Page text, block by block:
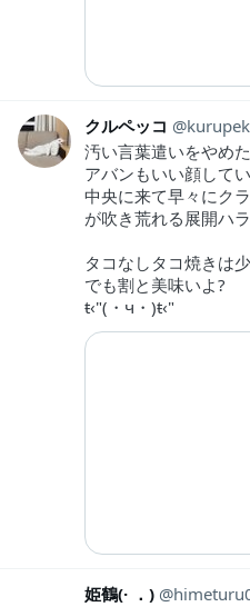
クルペッコ
汚い言葉遣いをやめ
アバンもいい顔して
中央に来て早々にク
が吹き荒れる展開ハ
タコなしタコ焼きは
でも割と美味いよ?
ŧ‹"(・ч・)ŧ‹"
姫鶴(· ．)